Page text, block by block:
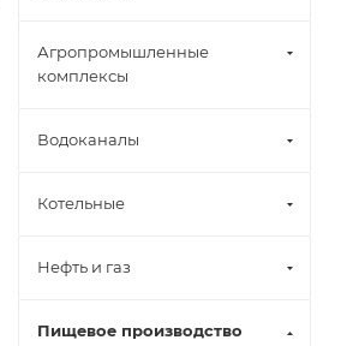
Агропромышленные
комплексы
Водоканалы
Котельные
Нефть и газ
Пищевое производство